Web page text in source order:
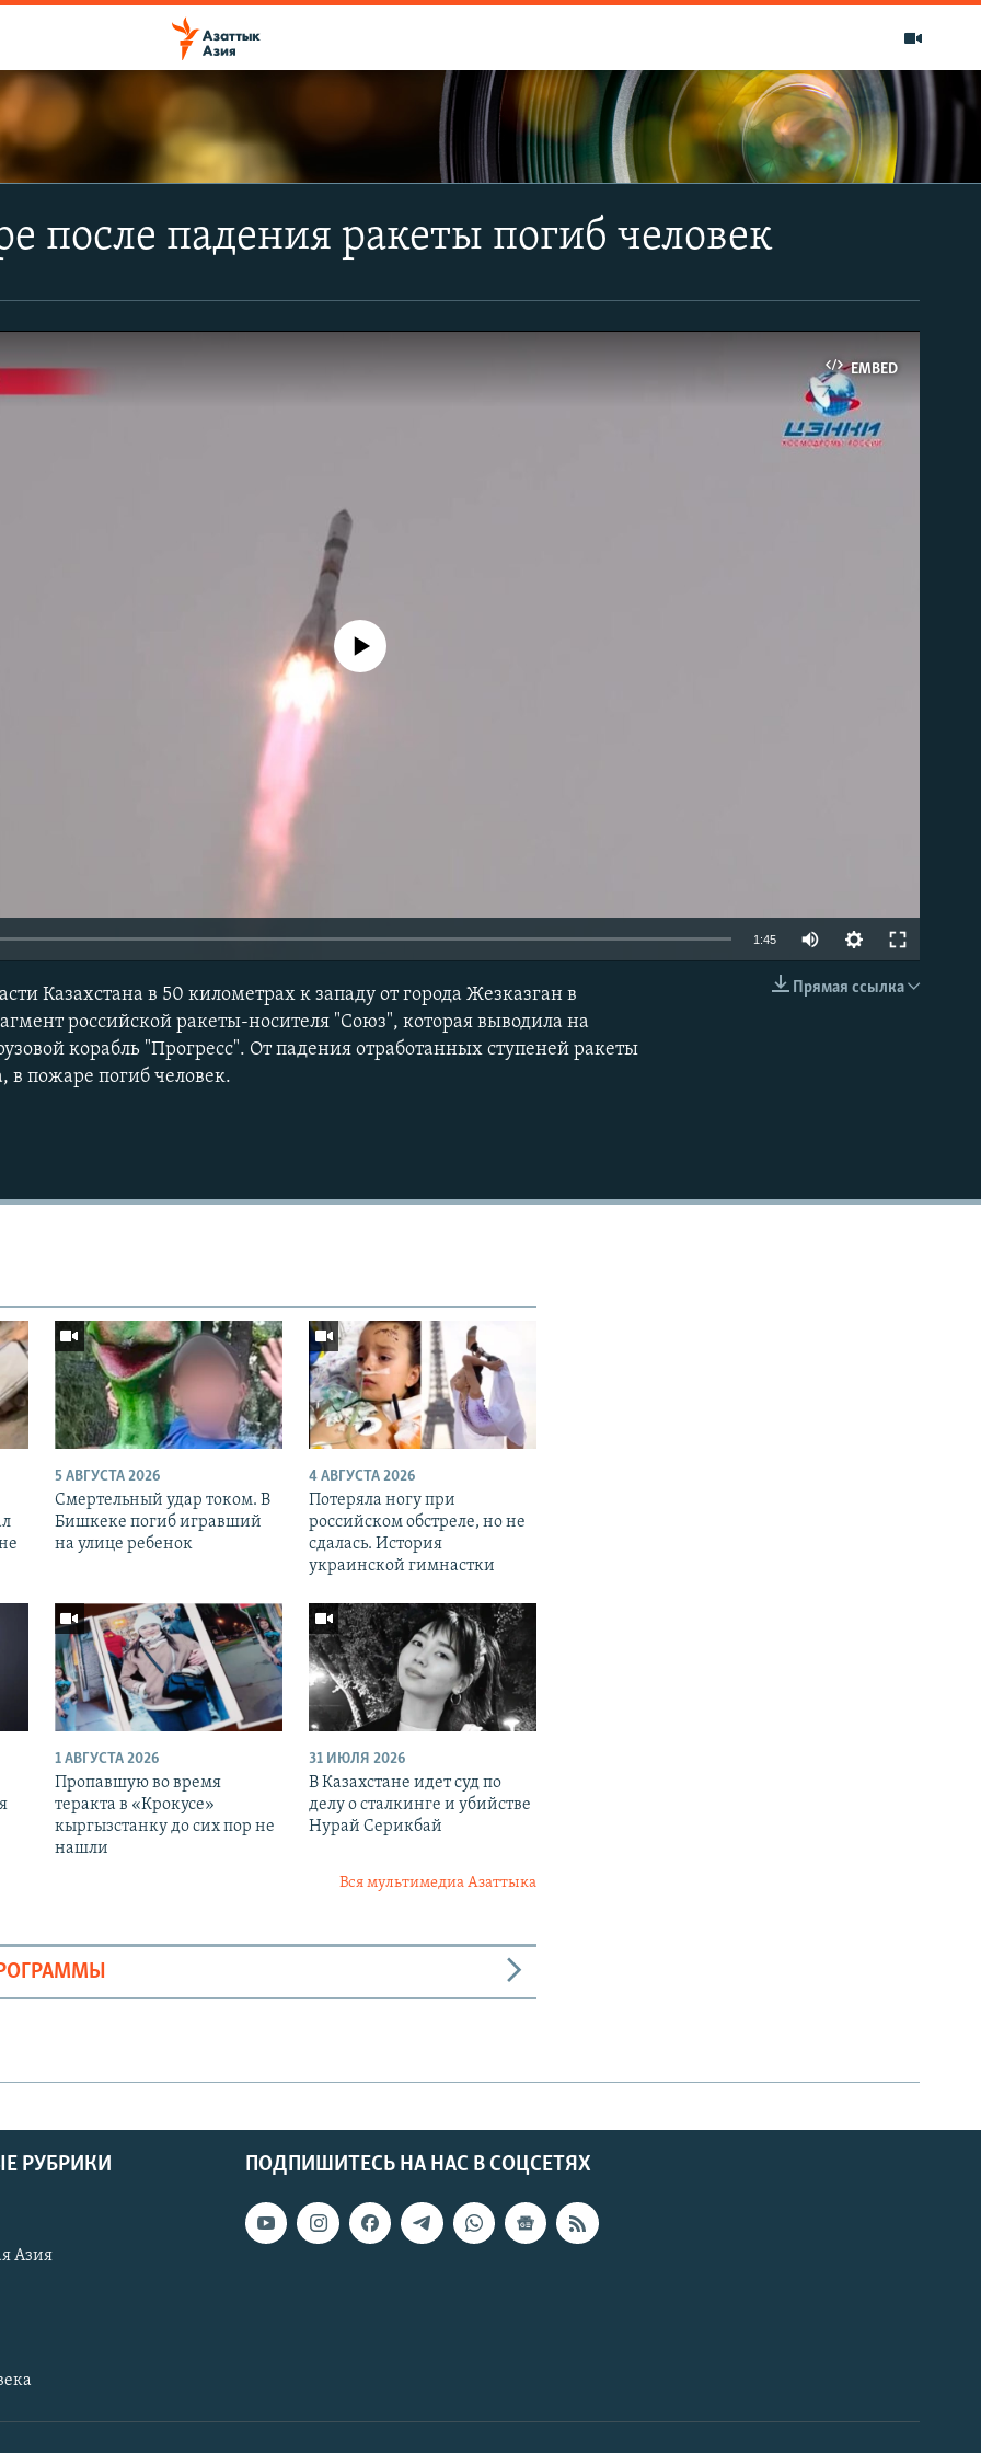
после падения ракеты погиб человек
EMBED
No media source currently available
1:45
Прямая ссылка
Казахстана в 50 километрах к западу от города Жезказган в
российской ракеты-носителя "Союз", которая выводила на
корабль "Прогресс". От падения отработанных ступеней ракеты
в пожаре погиб человек.
5 АВГУСТА 2026
Смертельный удар током. В
Бишкеке погиб игравший
на улице ребенок
4 АВГУСТА 2026
Потеряла ногу при
российском обстреле, но не
сдалась. История
украинской гимнастки
1 АВГУСТА 2026
Пропавшую во время
теракта в «Крокусе»
кыргызстанку до сих пор не
нашли
31 ИЮЛЯ 2026
В Казахстане идет суд по
делу о сталкинге и убийстве
Нурай Серикбай
Вся мультимедиа Азаттыка
ПОДПИШИТЕСЬ НА НАС В СОЦСЕТЯХ
РУБРИКИ
Азия